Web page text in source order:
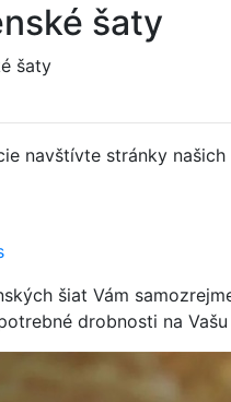
šaty
šaty
navštívte stránky
šiat Vám
drobnosti na